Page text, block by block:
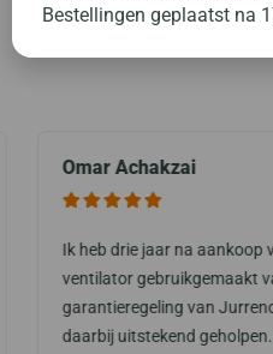
Omar Achakzai
Ik heb drie jaar na aankoop
ventilator gebruikgemaakt
garantieregeling van
daarbij uitstekend
Bestellingen geplaatst na